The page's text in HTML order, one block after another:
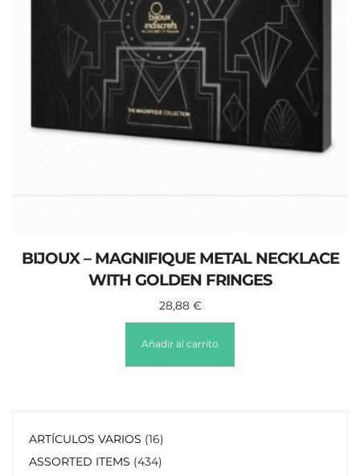
BIJOUX – MAGNIFIQUE METAL NECKLACE
WITH GOLDEN FRINGES
28,88 €
Añadir al carrito
ARTÍCULOS VARIOS 16
ASSORTED ITEMS 434